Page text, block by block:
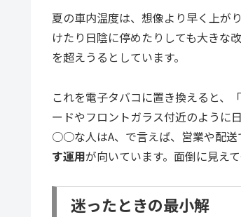
夏の車内温度は、想像より早く上が
けたり日陰に停めたりしても大きな
を超えうるとしています。
これを電子タバコに置き換えると、
ードやフロントガラス付近のように
○○な人はA、で言えば、営業や配送
す運用が向いています。面倒に見え
迷ったときの最小解